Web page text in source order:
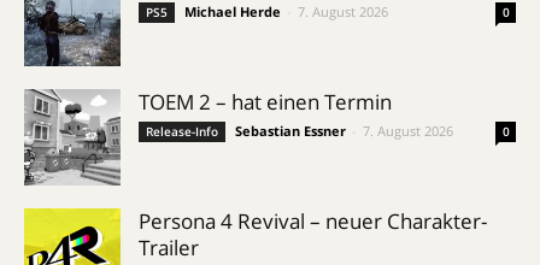
PS5 Michael Herde 7. August 2026 0
TOEM 2 – hat einen Termin
Release-Info Sebastian Essner 7. August 2026 0
Persona 4 Revival – neuer Charakter-
Trailer